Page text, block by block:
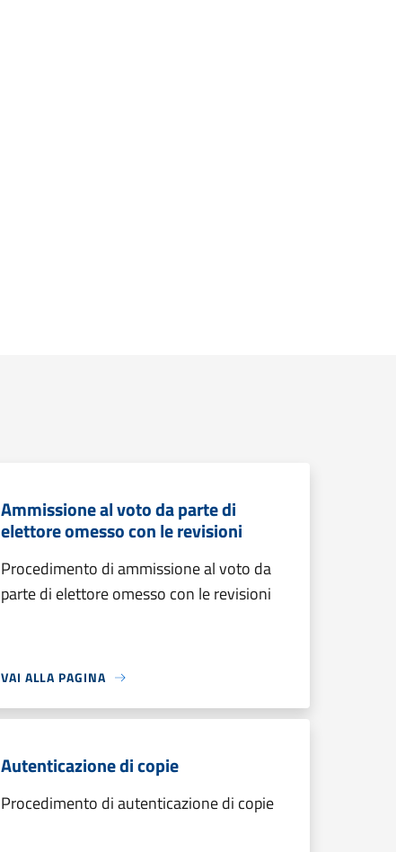
Ammissione al voto da parte di
elettore omesso con le revisioni
Procedimento di ammissione al voto da
parte di elettore omesso con le revisioni
VAI ALLA PAGINA
Autenticazione di copie
Procedimento di autenticazione di copie